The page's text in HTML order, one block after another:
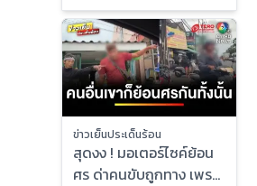
ข่าวเย็นประเด็นร้อน
สุดงง ! มอเตอร์ไซค์ย้อน
ศร ด่าคนขับถูกทาง เพราะ